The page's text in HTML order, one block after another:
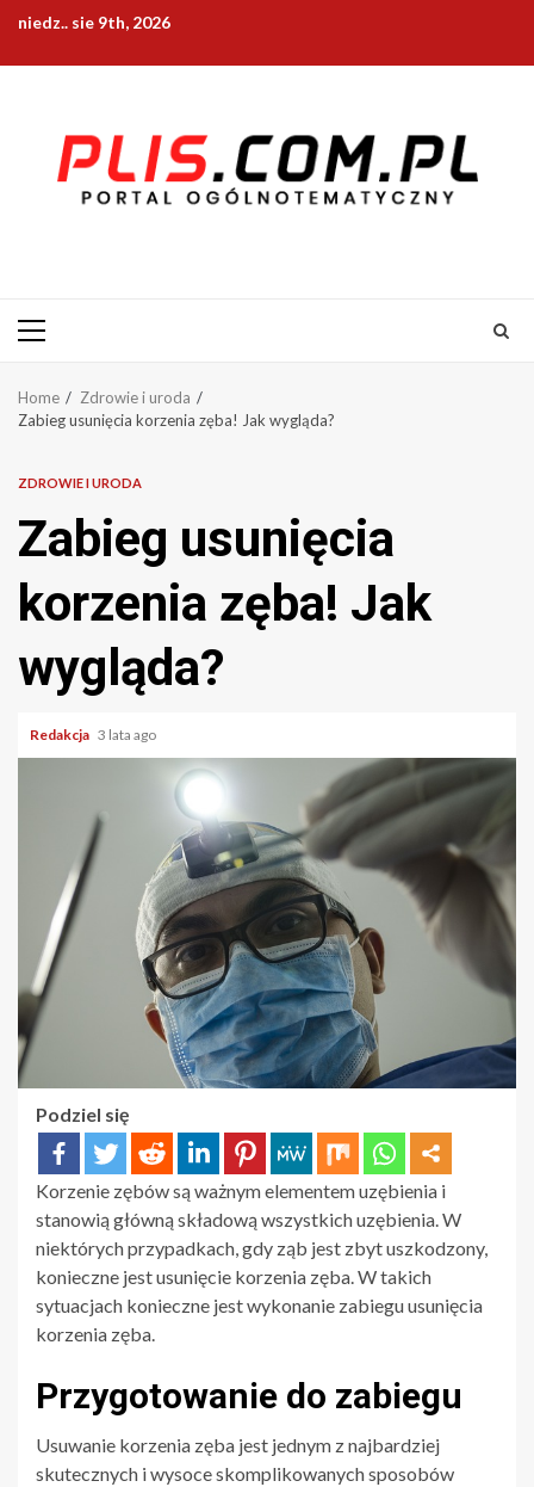
Skip
content
niedz.. sie 9th, 2026
Primary
Home
Zdrowie i uroda
Zabieg usunięcia korzenia zęba! Jak wygląda?
ZDROWIE I URODA
Zabieg usunięcia
korzenia zęba! Jak
wygląda?
Redakcja 3 lata ago
Podziel się
Korzenie zębów są ważnym elementem uzębienia i
stanowią główną składową wszystkich uzębienia. W
niektórych przypadkach, gdy ząb jest zbyt uszkodzony,
konieczne jest usunięcie korzenia zęba. W takich
sytuacjach konieczne jest wykonanie zabiegu usunięcia
korzenia zęba.
Przygotowanie do zabiegu
Usuwanie korzenia zęba jest jednym z najbardziej
skutecznych i wysoce skomplikowanych sposobów